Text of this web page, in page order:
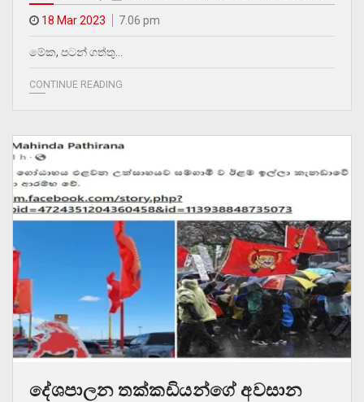
18 Mar 2023 7.06 pm
මේක, පටන් ගත්තු…
CONTINUE READING
දේශපාලන තක්කඩියන්ගේ අවසාන